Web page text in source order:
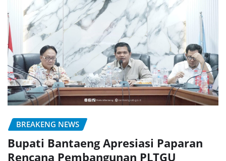
BREAKENG NEWS
Bupati Bantaeng Apresiasi Paparan
Rencana Pembangunan PLTGU